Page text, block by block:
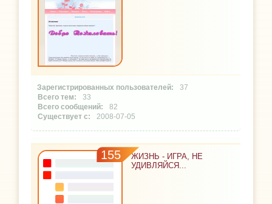
37
33
82
2008-07-05
155
ЖИЗНЬ - ИГРА, НЕ
УДИВЛЯЙСЯ...